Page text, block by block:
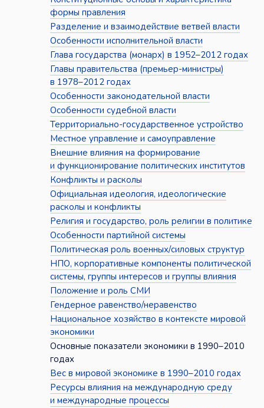
формы правления
Разделение и взаимодействие ветвей власти
Особенности исполнительной власти
Глава государства (монарх) в 1952–2012 годах
Главы правительства (премьер-министры)
в 1978–2012 годах
Особенности законодательной власти
Особенности судебной власти
Территориально-государственное устройство
Местное управление и самоуправление
Внешние влияния на формирование
и функционирование политических институтов
Конфликты и расколы
Официальная идеология, идеологические
расколы и конфликты
Религия и государство, роль религии в политике
Особенности партийной системы
Политическая роль военных/силовых структур
НПО, корпоративные компоненты политической
системы, группы интересов и группы влияния
Положение и роль СМИ
Гендерное равенство/неравенство
Национальное хозяйство в контексте мировой
экономики
Основные показатели экономики в 1990–2010
годах
Вес в мировой экономике в 1990–2010 годах
Ресурсы влияния на международную среду
и международные процессы